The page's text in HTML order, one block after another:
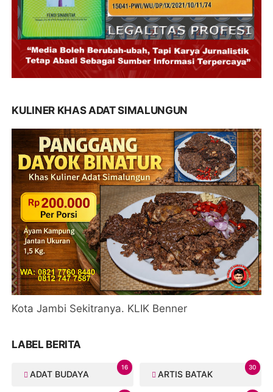
KULINER KHAS ADAT SIMALUNGUN
Kota Jambi Sekitranya. KLIK Benner
LABEL BERITA
ADAT BUDAYA
16
ARTIS BATAK
30